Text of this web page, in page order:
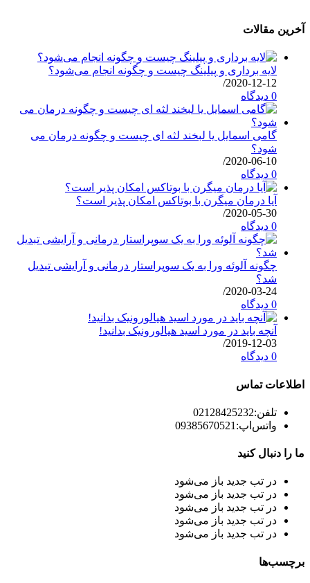
آخرین مقالات
لایه برداری و پیلینگ چیست و چگونه انجام می‌شود؟
2020-12-12
/
0 دیدگاه
گامی اسمایل یا لبخند لثه ای چیست و چگونه درمان می
شود؟
2020-06-10
/
0 دیدگاه
آیا درمان میگرن با بوتاکس امکان پذیر است؟
2020-05-30
/
0 دیدگاه
چگونه آلوئه ورا به یک سوپراستار درمانی و آرایشی تبدیل
شد؟
2020-03-24
/
0 دیدگاه
آنچه باید در مورد اسید هیالورونیک بدانید!
2019-12-03
/
0 دیدگاه
اطلاعات تماس
تلفن:02128425232
واتس‌اپ: 09385670521
ما را دنبال کنید
در تب جدید باز می‌شود
در تب جدید باز می‌شود
در تب جدید باز می‌شود
در تب جدید باز می‌شود
در تب جدید باز می‌شود
برچسب‌ها